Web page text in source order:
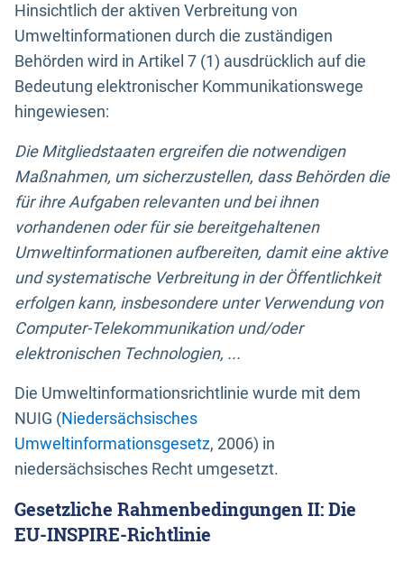
Hinsichtlich der aktiven Verbreitung von
Umweltinformationen durch die zuständigen
Behörden wird in Artikel 7 (1) ausdrücklich auf die
Bedeutung elektronischer Kommunikationswege
hingewiesen:
Die Mitgliedstaaten ergreifen die notwendigen
Maßnahmen, um sicherzustellen, dass Behörden die
für ihre Aufgaben relevanten und bei ihnen
vorhandenen oder für sie bereitgehaltenen
Umweltinformationen aufbereiten, damit eine aktive
und systematische Verbreitung in der Öffentlichkeit
erfolgen kann, insbesondere unter Verwendung von
Computer-Telekommunikation und/oder
elektronischen Technologien, ...
Die Umweltinformationsrichtlinie wurde mit dem
NUIG (Niedersächsisches
Umweltinformationsgesetz, 2006) in
niedersächsisches Recht umgesetzt.
Gesetzliche Rahmenbedingungen II: Die
EU-INSPIRE-Richtlinie